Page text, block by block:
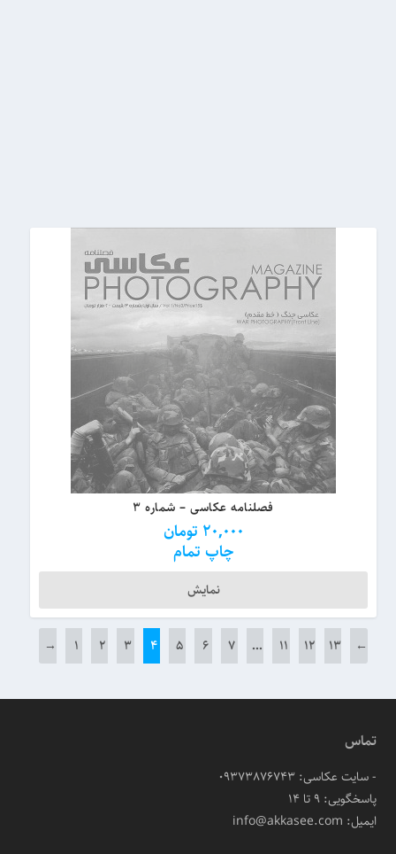
فصلنامه عکاسی – شماره ۳
20,000 تومان
چاپ تمام
نمایش
→ ۱ ۲ ۳ ۴ ۵ ۶ ۷ … ۱۱ ۱۲ ۱۳ ←
تماس
- سایت عکاسی: 09373876743
پاسخگویی: ۹ تا ۱۴
ایمیل: info@akkasee.com